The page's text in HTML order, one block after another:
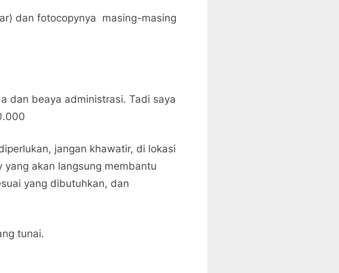
dan fotocopynya masing-masing
dan beaya administrasi. Tadi saya
jangan khawatir, di lokasi
akan langsung membantu
yang dibutuhkan, dan
tunai.